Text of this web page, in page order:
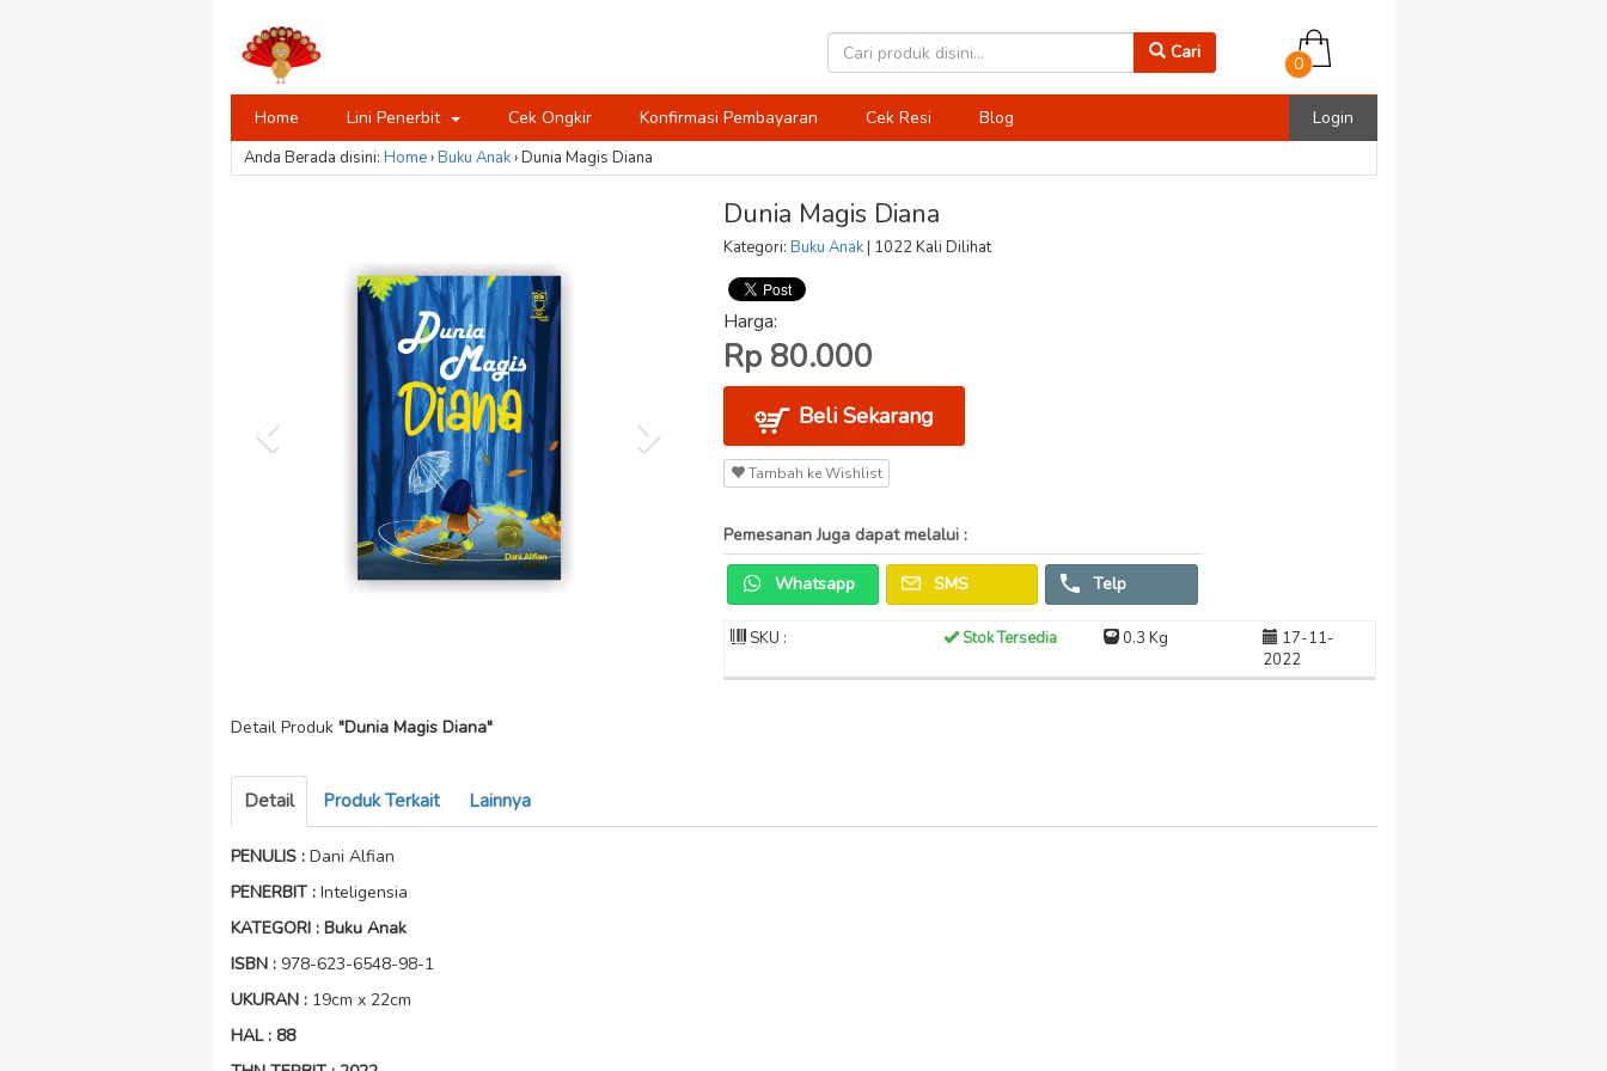
Cari
0
Home Lini Penerbit Cek Ongkir Konfirmasi Pembayaran Cek Resi Blog Login
Anda Berada disini: Home›Buku Anak›Dunia Magis Diana
Dunia Magis Diana
Kategori: Buku Anak| 1022 Kali Dilihat
Harga:
Rp 80.000
Beli Sekarang
Tambah ke Wishlist
Pemesanan Juga dapat melalui :
Whatsapp SMS Telp
SKU : Stok Tersedia 0.3 Kg
17-11-
2022
Detail Produk "Dunia Magis Diana"
Detail Produk Terkait Lainnya
PENULIS: Dani Alfian
PENERBIT : Inteligensia
KATEGORI : Buku Anak
ISBN: 978-623-6548-98-1
UKURAN : 19cm x 22cm
HAL: 88